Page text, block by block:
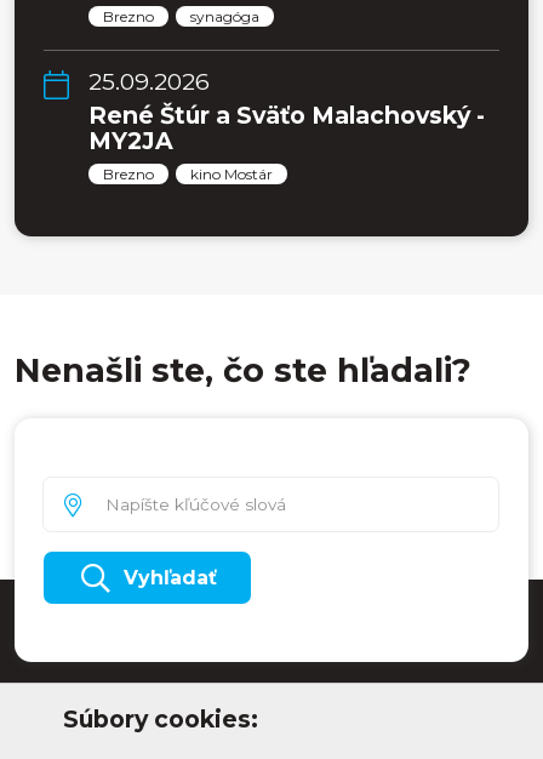
Brezno synagóga
25.09.2026
René Štúr a Sväťo Malachovský -
MY2JA
Brezno kino Mostár
Nenašli ste, čo ste hľadali?
Vyhľadať
Súbory cookies: